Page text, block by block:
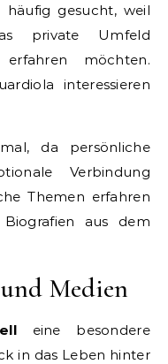
häufig gesucht, weil
private Umfeld
erfahren möchten.
interessieren
da persönliche
Verbindung
Themen erfahren
aus dem
Medien
eine besondere
in das Leben hinter